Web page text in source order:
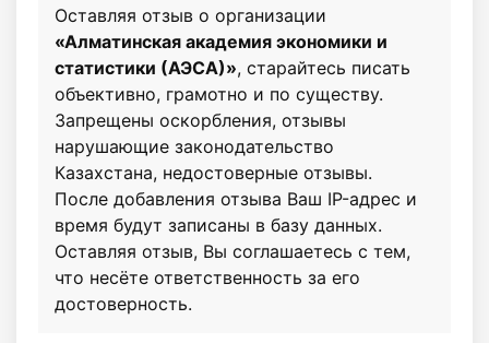
Оставляя отзыв о организации
«Алматинская академия экономики и
статистики (АЭСА)», старайтесь писать
объективно, грамотно и по существу.
Запрещены оскорбления, отзывы
нарушающие законодательство
Казахстана, недостоверные отзывы.
После добавления отзыва Ваш IP-адрес и
время будут записаны в базу данных.
Оставляя отзыв, Вы соглашаетесь с тем,
что несёте ответственность за его
достоверность.